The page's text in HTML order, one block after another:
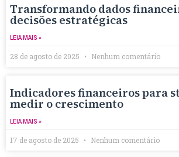
Transformando dados
decisões estratégicas
LEIA MAIS »
28 de agosto de 2025 Nenhum comentário
Indicadores financeiros para
medir o crescimento
LEIA MAIS »
17 de agosto de 2025 Nenhum comentário